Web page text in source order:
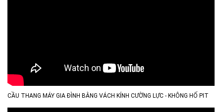
CẦU THANG MÁY GIA ĐÌNH BẰNG VÁCH KÍNH CƯỜNG LỰC - KHÔNG HỐ PIT